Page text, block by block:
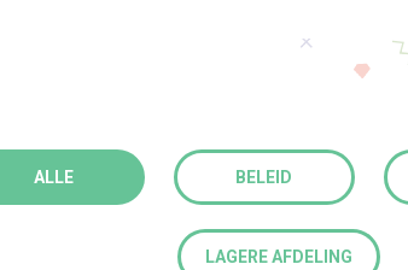
ALLE BELEID
LAGERE AFDELING